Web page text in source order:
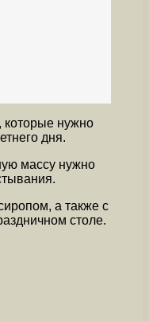
которые нужно
дня.
массу нужно
а также с
столе.